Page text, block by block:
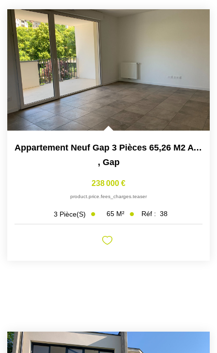
Appartement Neuf Gap 3 Pièces 65,26 M2 Avec Loggia De 13,88...
, Gap
238 000 €
product.price.fees_charges.teaser
3 Pièce(s) 65 M² Réf : 38